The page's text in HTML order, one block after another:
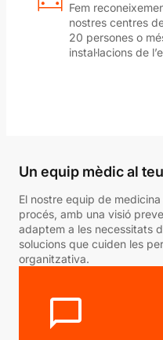
Fem
nostres centres
20 persones o
instal·lacions de
Un equip mèdic al
El nostre equip de
procés, amb una visió
adaptem a les necessitats
solucions que cuiden les
organitzativa.